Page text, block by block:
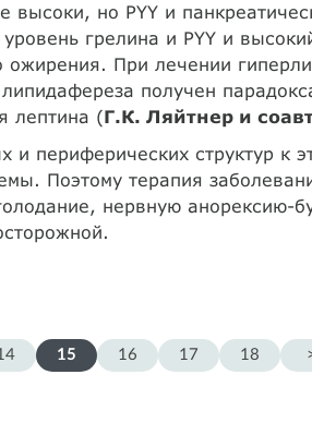
высоки, но PYY и
грелина и PYY и
ожирения. При лечении
получен
лептина (Г.К. Ляйтнер и
и периферических структур к
Поэтому терапия
нервную анорексию-
15 16 17 18